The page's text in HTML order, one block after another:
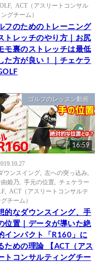
, ACT（アスリートコンサル
グチーム）
フのためのトレーニング
トレッチのやり方｜お尻
モ裏のストレッチは最低
た方が良い！｜チェケラ
ゴルフのレッスン動画
16:59
ウンスイング
左への突っ込み
姫乃
手元の位置
チェケラー
, ACT（アスリートコンサルテ
グチーム）
的なダウンスイング、手
位置｜データが導いた絶
インパクト「R160」に
ための理論 【ACT（アス
トコンサルティングチー